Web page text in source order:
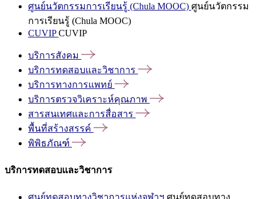
ศูนย์นวัตกรรมการเรียนรู้ (Chula MOOC) ศูนย์นวัตกรรม
การเรียนรู้ (Chula MOOC)
CUVIPCUVIP
บริการสังคม
บริการทดสอบและวิชาการ
บริการทางการแพทย์
บริการตรวจวิเคราะห์คุณภาพ
สารสนเทศและการสื่อสาร
พื้นที่สร้างสรรค์
พิพิธภัณฑ์
บริการทดสอบและวิชาการ
ศูนย์ทดสอบทางวิชาการแห่งจุฬาฯ ศูนย์ทดสอบทาง